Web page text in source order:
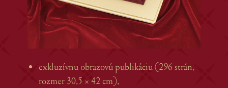
exkluzívnu obrazovú publikáciu (296 strán,
rozmer 30,5 × 42 cm),